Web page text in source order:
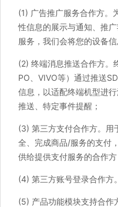
(1) 广告推广服务合作方。
性信息的展示与通知、推
服务，我们会将您的设备
(2) 终端消息推送合作方。
PO、VIVO等）通过推送
信息，以适配终端机型进
推送、特定事件提醒；
(3) 第三方支付合作方。用
全、完成商品/服务的支付
供给提供支付服务的合作方
(4) 第三方账号登录合作方
(5) 产品功能模块支持合作